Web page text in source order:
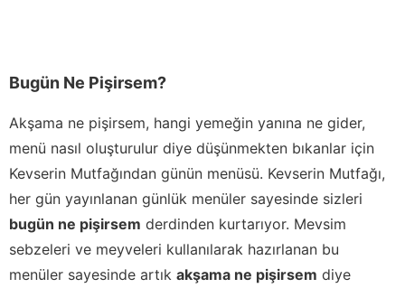
Bugün Ne Pişirsem?
Akşama ne pişirsem, hangi yemeğin yanına ne gider,
menü nasıl oluşturulur diye düşünmekten bıkanlar için
Kevserin Mutfağından günün menüsü. Kevserin Mutfağı,
her gün yayınlanan günlük menüler sayesinde sizleri
bugün ne pişirsem derdinden kurtarıyor. Mevsim
sebzeleri ve meyveleri kullanılarak hazırlanan bu
menüler sayesinde artık akşama ne pişirsem diye